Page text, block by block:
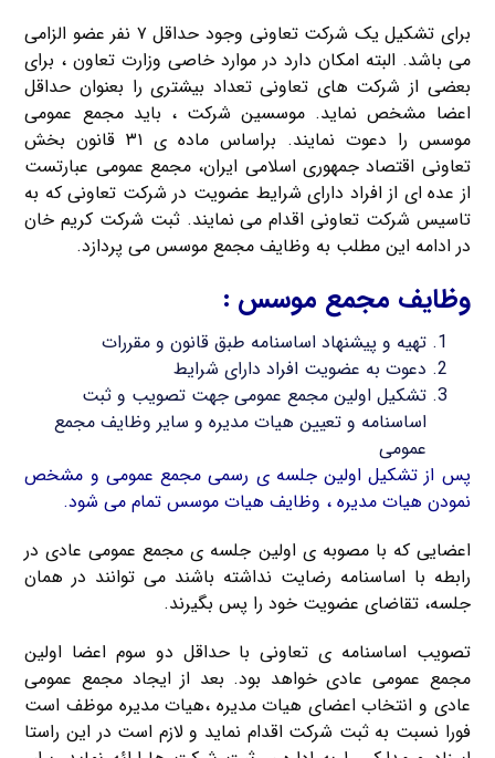
برای تشکیل یک شرکت تعاونی وجود حداقل ۷ نفر عضو الزامی
می باشد. البته امکان دارد در موارد خاصی وزارت تعاون ، برای
بعضی از شرکت های تعاونی تعداد بیشتری را بعنوان حداقل
اعضا مشخص نماید. موسسین شرکت ، باید مجمع عمومی
موسس را دعوت نمایند. براساس ماده ی ۳۱ قانون بخش
تعاونی اقتصاد جمهوری اسلامی ایران، مجمع عمومی عبارتست
از عده ای از افراد دارای شرایط عضویت در شرکت تعاونی که به
تاسیس شرکت تعاونی اقدام می نمایند. ثبت شرکت کریم خان
در ادامه این مطلب به وظایف مجمع موسس می پردازد.
وظایف مجمع موسس :
تهیه و پیشنهاد اساسنامه طبق قانون و مقررات
دعوت به عضویت افراد دارای شرایط
تشکیل اولین مجمع عمومی جهت تصویب و ثبت
اساسنامه و تعیین هیات مدیره و سایر وظایف مجمع
عمومی
پس از تشکیل اولین جلسه ی رسمی مجمع عمومی و مشخص
نمودن هیات مدیره ، وظایف هیات موسس تمام می شود.
اعضایی که با مصوبه ی اولین جلسه ی مجمع عمومی عادی در
رابطه با اساسنامه رضایت نداشته باشند می توانند در همان
جلسه، تقاضای عضویت خود را پس بگیرند.
تصویب اساسنامه ی تعاونی با حداقل دو سوم اعضا اولین
مجمع عمومی عادی خواهد بود. بعد از ایجاد مجمع عمومی
عادی و انتخاب اعضای هیات مدیره ،هیات مدیره موظف است
فورا نسبت به ثبت شرکت اقدام نماید و لازم است در این راستا